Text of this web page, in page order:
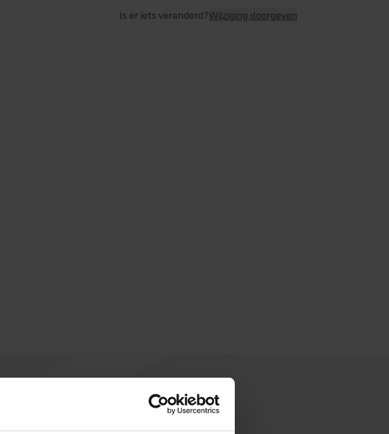
Is er iets veranderd?Wijziging doorgeven